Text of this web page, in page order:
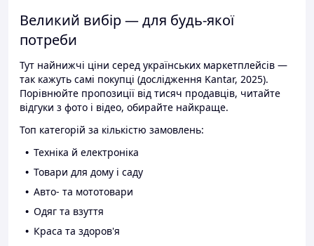
Великий вибір — для будь-якої
потреби
Тут найнижчі ціни серед українських маркетплейсів —
так кажуть самі покупці (дослідження Kantar, 2025).
Порівнюйте пропозиції від тисяч продавців, читайте
відгуки з фото і відео, обирайте найкраще.
Топ категорій за кількістю замовлень:
Техніка й електроніка
Товари для дому і саду
Авто- та мототовари
Одяг та взуття
Краса та здоров'я